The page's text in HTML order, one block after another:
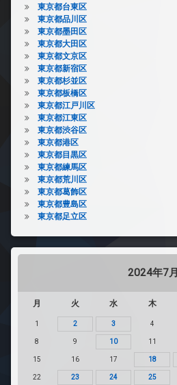
東京都台東区
東京都品川区
東京都墨田区
東京都大田区
東京都文京区
東京都新宿区
東京都杉並区
東京都板橋区
東京都江戸川区
東京都江東区
東京都渋谷区
東京都港区
東京都目黒区
東京都練馬区
東京都荒川区
東京都葛飾区
東京都豊島区
東京都足立区
2024年7月
月 火 水 木
1 2 3 4
8 9 10 11
15 16 17 18
22 23 24 25